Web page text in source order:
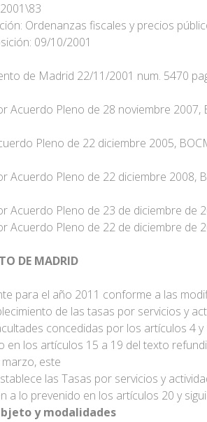
Ordenanzas fiscales y precios
09/10/2001
de Madrid 22/11/2001 num. 5470
Acuerdo Pleno de 28 noviembre 2007,
Pleno de 22 diciembre 2005,
Acuerdo Pleno de 22 diciembre 2008,
Acuerdo Pleno de 23 de diciembre de
Acuerdo Pleno de 22 de diciembre de
DE MADRID
para el año 2011 conforme a las
de las tasas por servicios y
concedidas por los artículos 4
en los artículos 15 a 19 del texto
este
las Tasas por servicios y
a lo prevenido en los artículos 20 y
y modalidades